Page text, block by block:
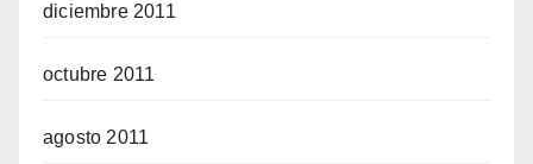
diciembre 2011
octubre 2011
agosto 2011